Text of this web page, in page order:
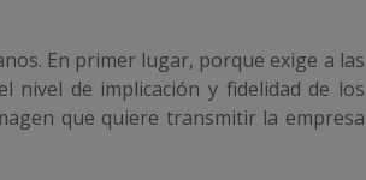
En primer lugar, porque exige a las
nivel de implicación y fidelidad de los
que quiere transmitir la empresa